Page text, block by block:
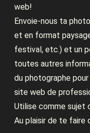
web!
Envoie-nous ta
et en format
festival, etc.) et un
toutes autres
du photographe
site web de
Utilise comme sujet
Au plaisir de te faire